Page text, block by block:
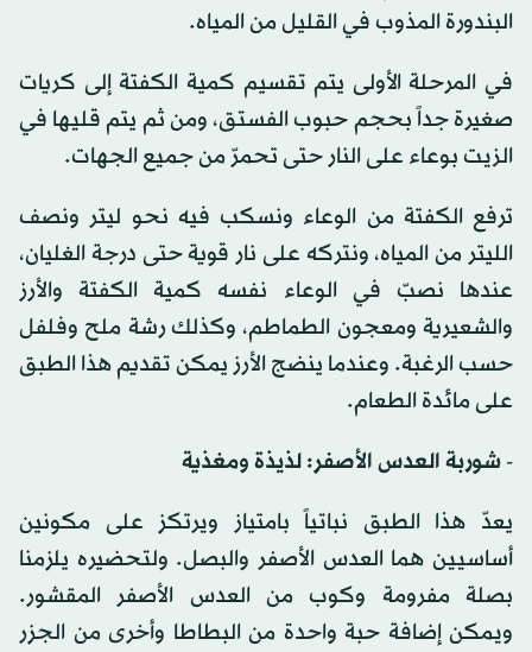
البندورة المذوب في القليل من المياه.
في المرحلة الأولى يتم تقسيم كمية الكفتة إلى كريات
صغيرة جداً بحجم حبوب الفستق، ومن ثم يتم قليها في
الزيت بوعاء على النار حتى تحمرّ من جميع الجهات.
ترفع الكفتة من الوعاء ونسكب فيه نحو ليتر ونصف
الليتر من المياه، ونتركه على نار قوية حتى درجة الغليان،
عندها نصبّ في الوعاء نفسه كمية الكفتة والأرز
والشعيرية ومعجون الطماطم، وكذلك رشة ملح وفلفل
حسب الرغبة. وعندما ينضج الأرز يمكن تقديم هذا الطبق
على مائدة الطعام.
- شوربة العدس الأصفر: لذيذة ومغذية
يعدّ هذا الطبق نباتياً بامتياز ويرتكز على مكونين
أساسيين هما العدس الأصفر والبصل. ولتحضيره يلزمنا
بصلة مفرومة وكوب من العدس الأصفر المقشور.
ويمكن إضافة حبة واحدة من البطاطا وأخرى من الجزر